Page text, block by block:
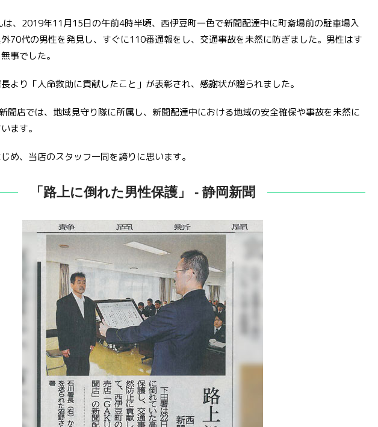
は、2019年11月15日の午前4時半頃、西伊豆町一色で新聞配達中に町斎場前の駐車場入
70代の男性を発見し、すぐに110番通報をし、交通事故を未然に防ぎました。男性はす
事でした。
より「人命救助に貢献したこと」が表彰され、感謝状が贈られました。
聞店では、地域見守り隊に所属し、新聞配達中における地域の安全確保や事故を未然に
ます。
め、当店のスタッフ一同を誇りに思います。
「路上に倒れた男性保護」 - 静岡新聞